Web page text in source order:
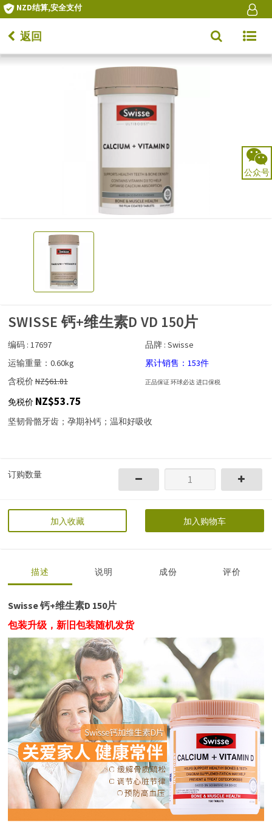
NZD结算,安全支付
Toggle
返回
SWISSE 钙+维生素D VD 150片
编码 : 17697
品牌 : Swisse
运输重量：0.60kg
累计销售：153件
含税价 NZ$61.81 正品保证 环球必达 进口保税
免税价 NZ$53.75
坚韧骨骼牙齿；孕期补钙；温和好吸收
订购数量
加入收藏 加入购物车
描述 说明 成份 评价
Swisse 钙+维生素D 150片
包装升级，新旧包装随机发货
公众号